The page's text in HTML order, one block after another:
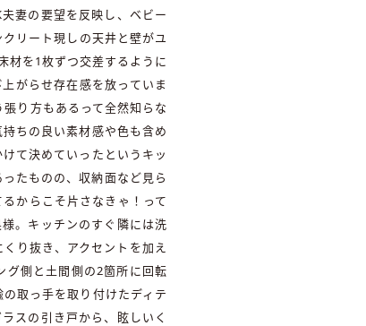
妻の要望を反映し、ベビー
リート現しの天井と壁がユ
材を1枚ずつ交差するように
がらせ存在感を放っていま
り方もあるって全然知らな
ちの良い素材感や色も含め
て決めていったというキッ
たものの、収納面など見ら
からこそ片さなきゃ！って
。キッチンのすぐ隣には洗
り抜き、アクセントを加え
グ側と土間側の2箇所に回転
取っ手を取り付けたディテ
スの引き戸から、眩しいく